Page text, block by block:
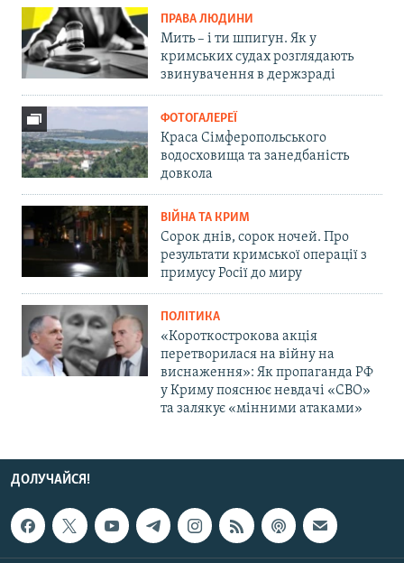
ПРАВА ЛЮДИНИ
Мить – і ти шпигун. Як у
кримських судах розглядають
звинувачення в держзраді
ФОТОГАЛЕРЕЇ
Краса Сімферопольського
водосховища та занедбаність
довкола
ВІЙНА ТА КРИМ
Сорок днів, сорок ночей. Про
результати кримської операції з
примусу Росії до миру
ПОЛІТИКА
«Короткострокова акція
перетворилася на війну на
виснаження»: Як пропаганда РФ
у Криму пояснює невдачі «СВО»
та залякує «мінними атаками»
ДОЛУЧАЙСЯ!